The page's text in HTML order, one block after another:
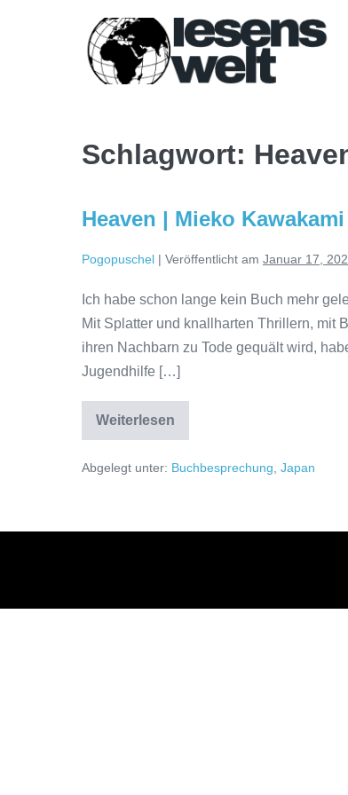
Schlagwort:
Heaven | Mieko Kawakami
Pogopuschel | Veröffentlicht am Januar 17,
Ich habe schon lange kein Buch mehr
Mit Splatter und knallharten Thrillern, mit
ihren Nachbarn zu Tode gequält wird,
Jugendhilfe […]
Weiterlesen
Kawakami
Abgelegt unter: Buchbesprechung Japan